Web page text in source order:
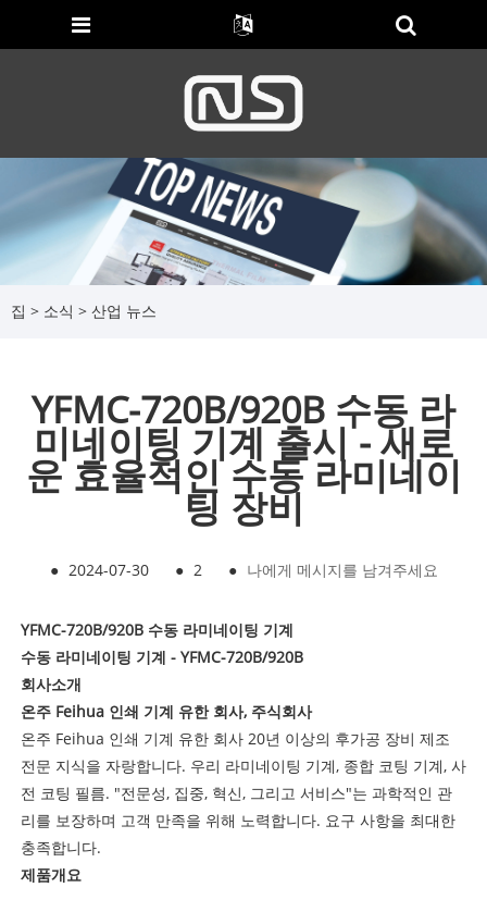
집 > 소식 > 산업 뉴스
YFMC-720B/920B 수동 라
미네이팅 기계 출시 - 새로
운 효율적인 수동 라미네이
팅 장비
● 2024-07-30 ● 2 ● 나에게 메시지를 남겨주세요
YFMC-720B/920B 수동 라미네이팅 기계
수동 라미네이팅 기계 - YFMC-720B/920B
회사소개
온주 Feihua 인쇄 기계 유한 회사, 주식회사
온주 Feihua 인쇄 기계 유한 회사 20년 이상의 후가공 장비 제조
전문 지식을 자랑합니다. 우리 라미네이팅 기계, 종합 코팅 기계, 사
전 코팅 필름. "전문성, 집중, 혁신, 그리고 서비스"는 과학적인 관
리를 보장하며 고객 만족을 위해 노력합니다. 요구 사항을 최대한
충족합니다.
제품개요